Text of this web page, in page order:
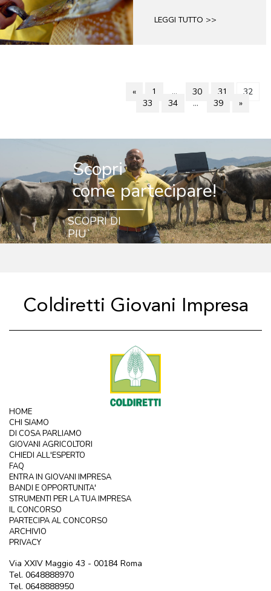
LEGGI TUTTO >>
« 1 … 30 31
32
33
34 … 39 »
Scopri
come partecipare!
SCOPRI DI
PIU`
Coldiretti Giovani Impresa
HOME
CHI SIAMO
DI COSA PARLIAMO
GIOVANI AGRICOLTORI
CHIEDI ALL'ESPERTO
FAQ
ENTRA IN GIOVANI IMPRESA
BANDI E OPPORTUNITA'
STRUMENTI PER LA TUA IMPRESA
IL CONCORSO
PARTECIPA AL CONCORSO
ARCHIVIO
PRIVACY
Via XXIV Maggio 43 - 00184 Roma
Tel. 0648888970
Tel. 0648888950